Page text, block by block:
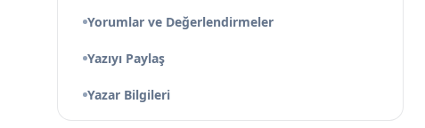
Yorumlar ve Değerlendirmeler
Yazıyı Paylaş
Yazar Bilgileri